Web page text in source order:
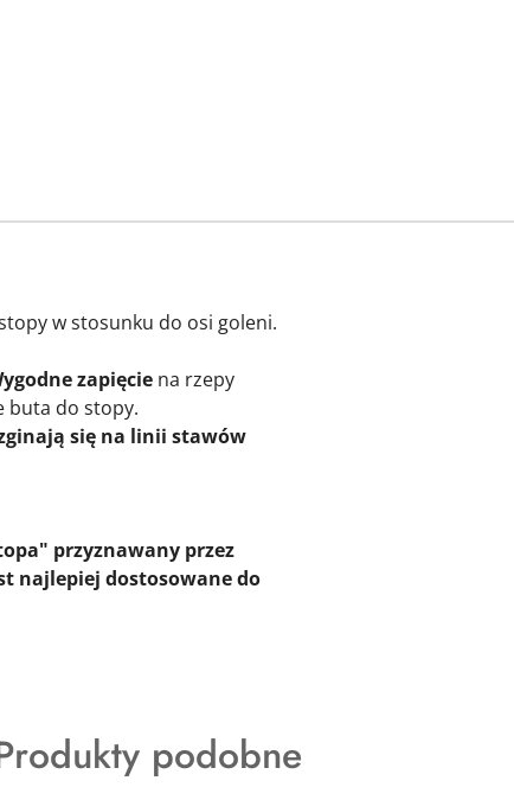
w stosunku do osi goleni.
zapięcie na rzepy
buta do stopy.
się na linii stawów
" przyznawany przez
najlepiej dostosowane do
podobne